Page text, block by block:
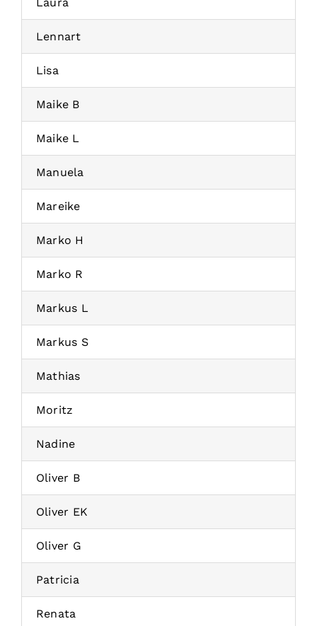
Lennart
Lisa
Maike B
Maike L
Manuela
Mareike
Marko H
Marko R
Markus L
Markus S
Mathias
Moritz
Nadine
Oliver B
Oliver EK
Oliver G
Patricia
Renata